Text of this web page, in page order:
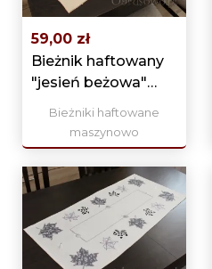
59,00 zł
Bieżnik haftowany
"jesień beżowa"
40x160
Bieżniki haftowane
maszynowo